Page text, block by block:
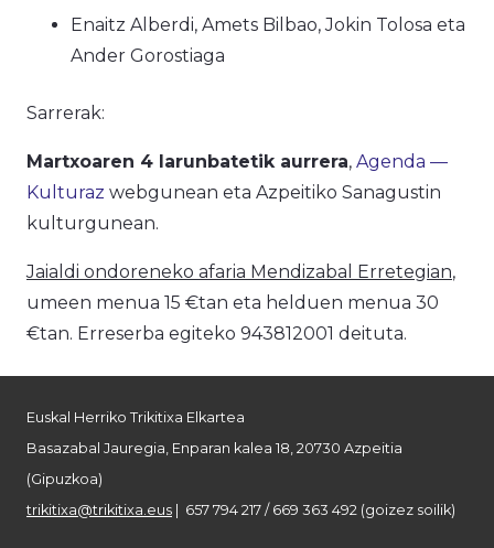
Enaitz Alberdi, Amets Bilbao, Jokin Tolosa eta
Ander Gorostiaga
Sarrerak:
Martxoaren 4 larunbatetik aurrera, Agenda —
Kulturaz webgunean eta Azpeitiko Sanagustin
kulturgunean.
Jaialdi ondoreneko afaria Mendizabal Erretegian,
umeen menua 15 €tan eta helduen menua 30
€tan. Erreserba egiteko 943812001 deituta.
Euskal Herriko Trikitixa Elkartea
Basazabal Jauregia, Enparan kalea 18, 20730 Azpeitia
(Gipuzkoa)
trikitixa@trikitixa.eus | 657 794 217 / 669 363 492 (goizez soilik)